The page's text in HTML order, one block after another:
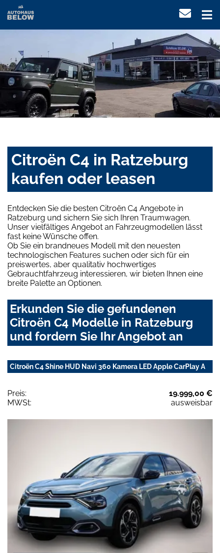
Citroën C4 in Ratzeburg
kaufen oder leasen
Entdecken Sie die besten Citroën C4 Angebote in
Ratzeburg und sichern Sie sich Ihren Traumwagen.
Unser vielfältiges Angebot an Fahrzeugmodellen lässt
fast keine Wünsche offen.
Ob Sie ein brandneues Modell mit den neuesten
technologischen Features suchen oder sich für ein
preiswertes, aber qualitativ hochwertiges
Gebrauchtfahrzeug interessieren, wir bieten Ihnen eine
breite Palette an Optionen.
Erkunden Sie die gefundenen
Citroën C4 Modelle in Ratzeburg
und fordern Sie Ihr Angebot an
Citroën C4 Shine HUD Navi 360 Kamera LED Apple CarPlay A
Preis:
19.999,00 €
MWSt:
ausweisbar